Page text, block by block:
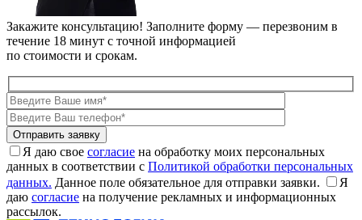
Закажите консультацию! Заполните форму — перезвоним в
течение 18 минут с точной информацией
по стоимости и срокам.
Я даю свое согласие на обработку моих персональных
данных в соответствии с Политикой обработки персональных
данных. Данное поле обязательное для отправки заявки.
Я
даю согласие на получение рекламных и информационных
рассылок.